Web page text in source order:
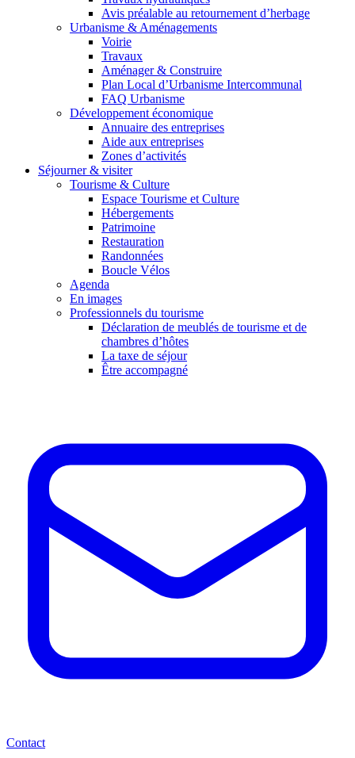
Avis préalable au retournement d’herbage
Urbanisme & Aménagements
Voirie
Travaux
Aménager & Construire
Plan Local d’Urbanisme Intercommunal
FAQ Urbanisme
Développement économique
Annuaire des entreprises
Aide aux entreprises
Zones d’activités
Séjourner & visiter
Tourisme & Culture
Espace Tourisme et Culture
Hébergements
Patrimoine
Restauration
Randonnées
Boucle Vélos
Agenda
En images
Professionnels du tourisme
Déclaration de meublés de tourisme et de
chambres d’hôtes
La taxe de séjour
Être accompagné
Contact